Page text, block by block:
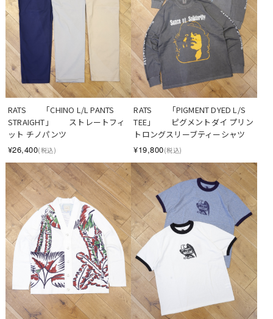
RATS　　「CHINO L/L PANTS
STRAIGHT」　　ストレートフィ
ット チノパンツ
¥26,400(税込)
RATS　　「PIGMENT DYED L/S
TEE」　　ピグメントダイ プリン
トロングスリーブティーシャツ
¥19,800(税込)